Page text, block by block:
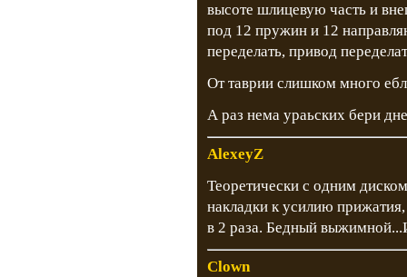
высоте шлицевую часть и
под 12 пружин и 12
переделать, привод
От таврии слишком много
А раз нема ураьских бери
AlexeyZ
Теоретически с одним
накладки к усилию
в 2 раза. Бедный
Clown